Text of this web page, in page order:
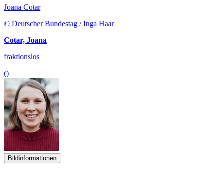
Joana Cotar
© Deutscher Bundestag / Inga Haar
Cotar, Joana
fraktionslos
()
Bildinformationen